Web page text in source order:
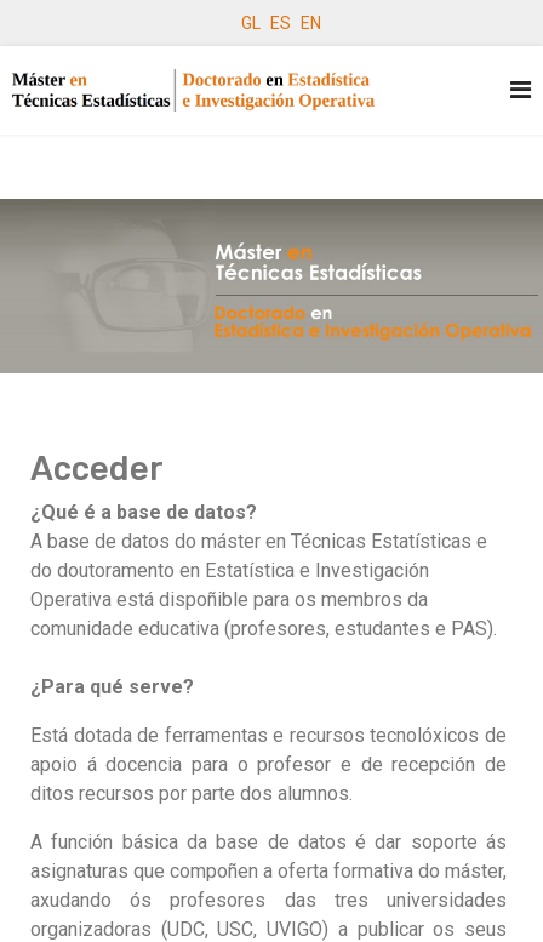
GL ES EN
Acceder
¿Qué é a base de datos?
A base de datos do máster en Técnicas Estatísticas e
do doutoramento en Estatística e Investigación
Operativa está dispoñible para os membros da
comunidade educativa (profesores, estudantes e PAS).
¿Para qué serve?
Está dotada de ferramentas e recursos tecnolóxicos de
apoio á docencia para o profesor e de recepción de
ditos recursos por parte dos alumnos.
A función básica da base de datos é dar soporte ás
asignaturas que compoñen a oferta formativa do máster,
axudando ós profesores das tres
universidades
organizadoras (UDC, USC, UVIGO) a publicar os seus